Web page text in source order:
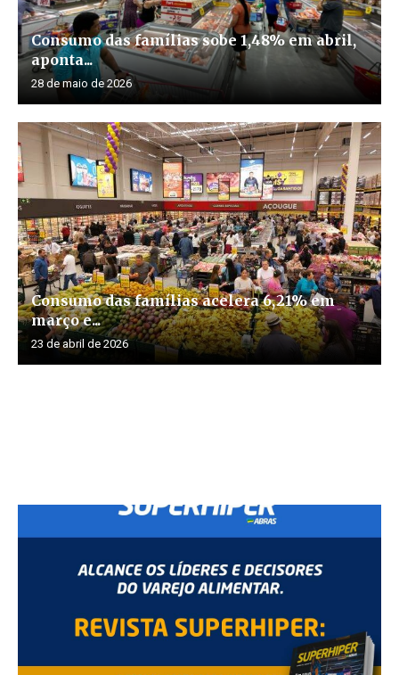
Consumo das famílias sobe 1,48% em abril,
aponta...
28 de maio de 2026
Consumo das famílias acelera 6,21% em
março e...
23 de abril de 2026